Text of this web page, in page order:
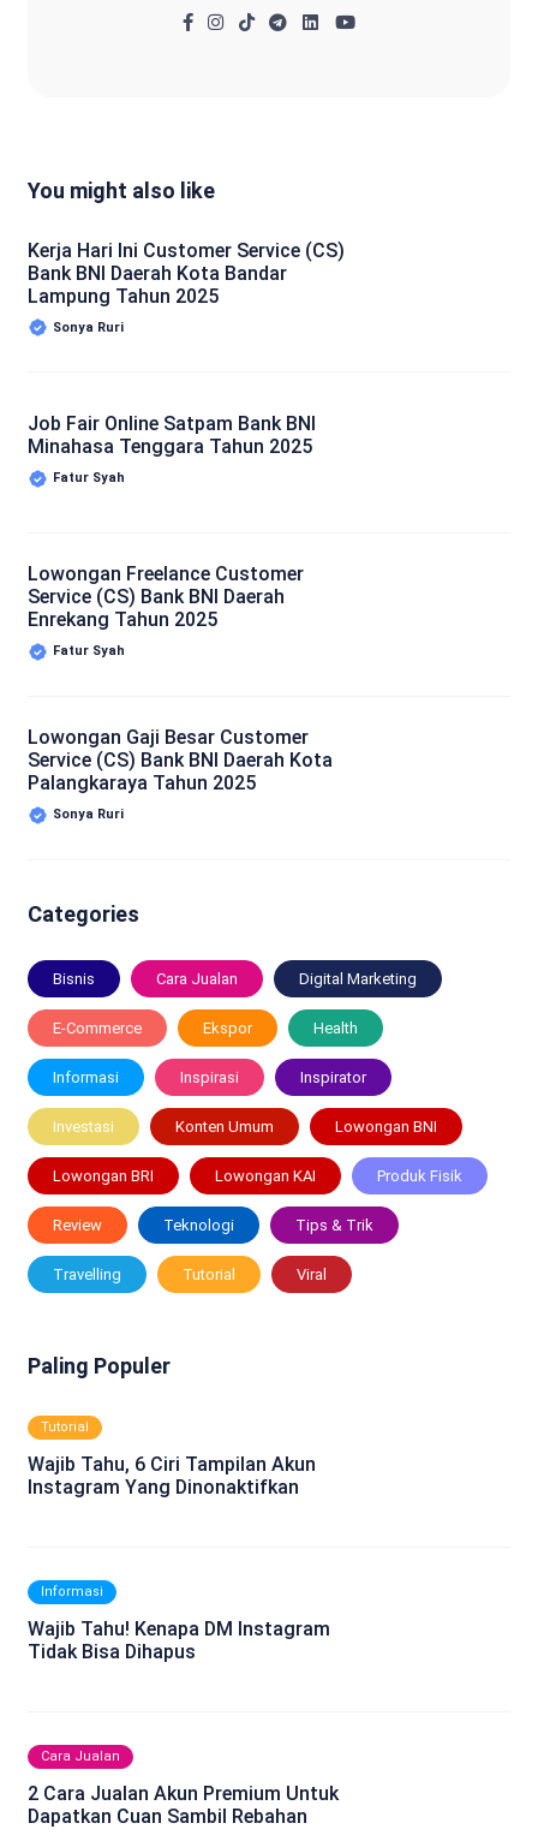
You might also like
Kerja Hari Ini Customer Service (CS)
Bank BNI Daerah Kota Bandar
Lampung Tahun 2025
Sonya Ruri
Job Fair Online Satpam Bank BNI
Minahasa Tenggara Tahun 2025
Fatur Syah
Lowongan Freelance Customer
Service (CS) Bank BNI Daerah
Enrekang Tahun 2025
Fatur Syah
Lowongan Gaji Besar Customer
Service (CS) Bank BNI Daerah Kota
Palangkaraya Tahun 2025
Sonya Ruri
Categories
Bisnis Cara Jualan Digital Marketing
E-Commerce Ekspor Health
Informasi Inspirasi Inspirator
Investasi Konten Umum Lowongan BNI
Lowongan BRI Lowongan KAI Produk Fisik
Review Teknologi Tips & Trik
Travelling Tutorial Viral
Paling Populer
Tutorial
Wajib Tahu, 6 Ciri Tampilan Akun
Instagram Yang Dinonaktifkan
Informasi
Wajib Tahu! Kenapa DM Instagram
Tidak Bisa Dihapus
Cara Jualan
2 Cara Jualan Akun Premium Untuk
Dapatkan Cuan Sambil Rebahan